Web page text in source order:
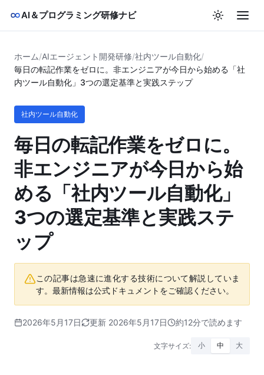
AI＆プログラミング研修ナビ
ホーム/AIエージェント開発研修/社内ツール自動化/
毎日の転記作業をゼロに。非エンジニアが今日から始める「社
内ツール自動化」3つの選定基準と実践ステップ
社内ツール自動化
毎日の転記作業をゼロに。
非エンジニアが今日から始
める「社内ツール自動化」
3つの選定基準と実践ステ
ップ
この記事は急速に進化する技術について解説していま
す。最新情報は公式ドキュメントをご確認ください。
2026年5月17日 更新 2026年5月17日 約12分で読めます
文字サイズ: 小 中 大